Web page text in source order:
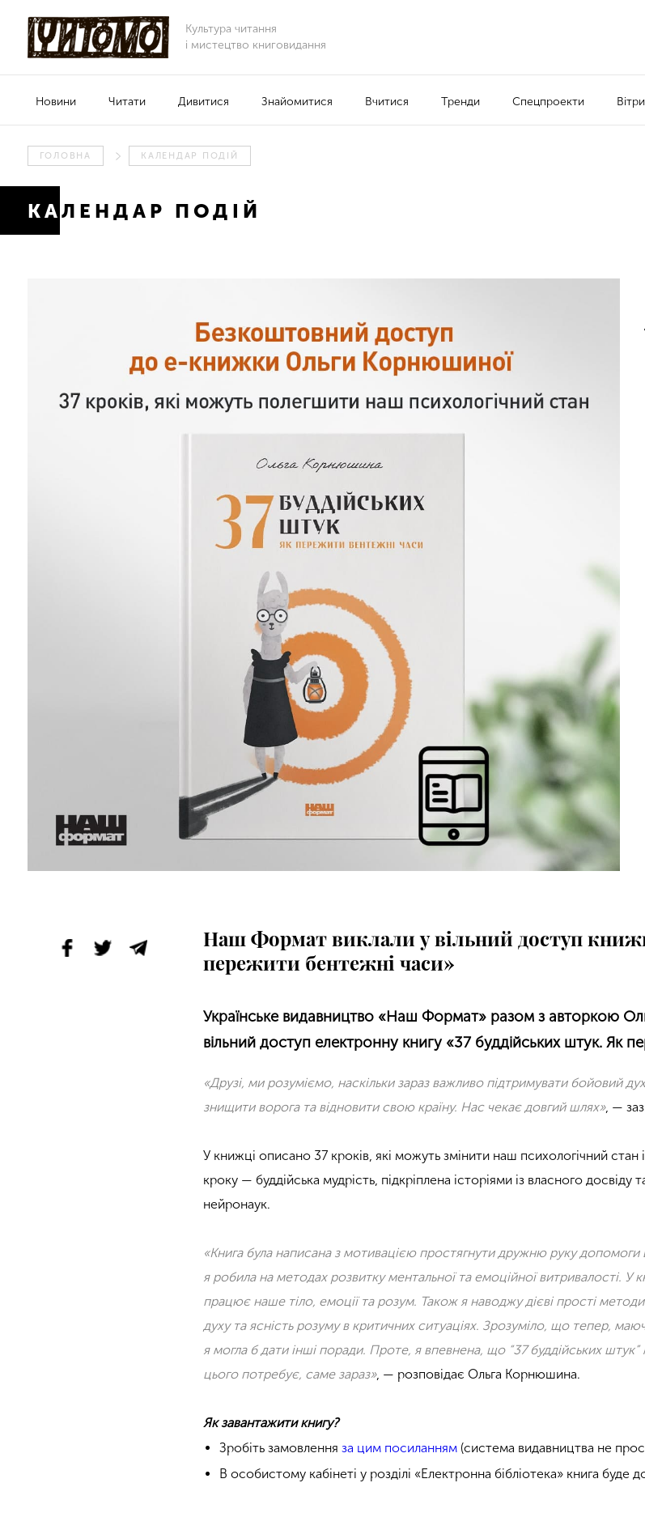
Культура читання
і мистецтво книговидання
Новини Читати Дивитися Знайомитися Вчитися Тренди Спецпроекти
ГОЛОВНА КАЛЕНДАР ПОДІЙ
КАЛЕНДАР ПОДІЙ
Наш Формат виклали у вільний доступ
пережити бентежні часи»
Українське видавництво «Наш Формат» разом з авторкою
вільний доступ електронну книгу «37 буддійських штук. Як
«Друзі, ми розуміємо, наскільки зараз важливо підтримувати бойовий
знищити ворога та відновити свою країну. Нас чекає довгий шлях», —
У книжці описано 37 кроків, які можуть змінити наш психологічний
кроку — буддійська мудрість, підкріплена історіями із власного
нейронаук.
«Книга була написана з мотивацією простягнути дружню руку
я робила на методах розвитку ментальної та емоційної витривалості. У
працює наше тіло, емоції та розум. Також я наводжу дієві прості
духу та ясність розуму в критичних ситуаціях. Зрозуміло, що тепер,
я могла б дати інші поради. Проте, я впевнена, що “37 буддійських
цього потребує, саме зараз», — розповідає Ольга Корнюшина.
Як завантажити книгу?
Зробіть замовленняза цим посиланням (система видавництва не
В особистому кабінеті у розділі «Електронна бібліотека» книга буде